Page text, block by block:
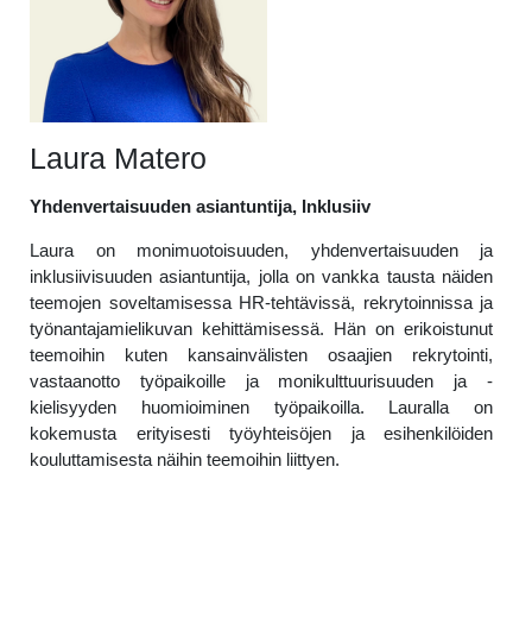
Laura Matero
Yhdenvertaisuuden asiantuntija, Inklusiiv
Laura on monimuotoisuuden, yhdenvertaisuuden ja
inklusiivisuuden asiantuntija, jolla on vankka tausta näiden
teemojen soveltamisessa HR-tehtävissä, rekrytoinnissa ja
työnantajamielikuvan kehittämisessä. Hän on erikoistunut
teemoihin kuten kansainvälisten osaajien rekrytointi,
vastaanotto työpaikoille ja monikulttuurisuuden ja -
kielisyyden huomioiminen työpaikoilla. Lauralla on
kokemusta erityisesti työyhteisöjen ja esihenkilöiden
kouluttamisesta näihin teemoihin liittyen.